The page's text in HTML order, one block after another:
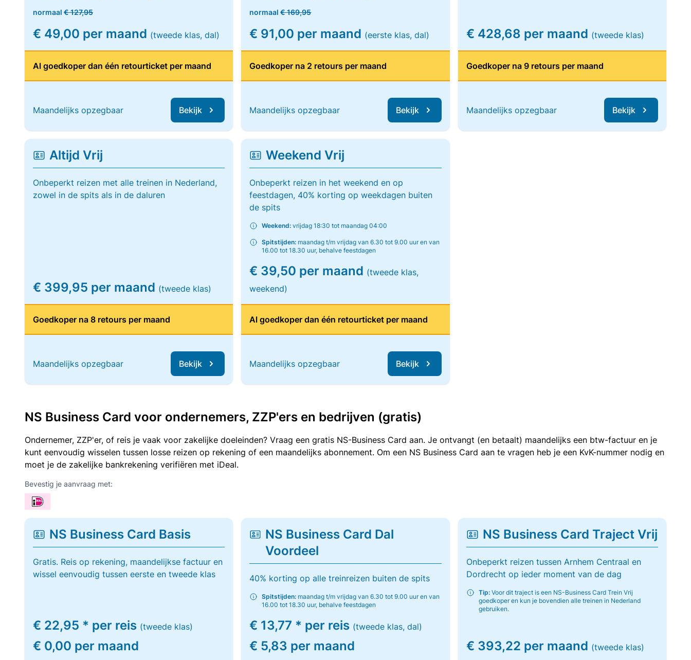
normaal € 127,95
€ 49,00 per maand (tweede klas, dal)
Al goedkoper dan één retourticket per maand
Maandelijks opzegbaar Bekijk
normaal€ 169,95
€ 91,00 per maand (eerste klas, dal)
Goedkoper na 2 retours per maand
Maandelijks opzegbaar Bekijk
€ 428,68 per maand (tweede klas)
Goedkoper na 9 retours per maand
Maandelijks opzegbaar Bekijk
Altijd Vrij
Onbeperkt reizen met alle treinen in Nederland,
zowel in de spits als in de daluren
€ 399,95 per maand (tweede klas)
Goedkoper na 8 retours per maand
Maandelijks opzegbaar Bekijk
Weekend Vrij
Onbeperkt reizen in het weekend en op
feestdagen, 40% korting op weekdagen buiten
de spits
Weekend: vrijdag 18:30 tot maandag 04:00
Spitstijden: maandag t/m vrijdag van 6.30 tot 9.00 uur en van
16.00 tot 18.30 uur, behalve feestdagen
€ 39,50 per maand (tweede klas,
weekend)
Al goedkoper dan één retourticket per maand
Maandelijks opzegbaar Bekijk
NS Business Card voor ondernemers, ZZP'ers en bedrijven (gratis)
Ondernemer, ZZP'er, of reis je vaak voor zakelijke doeleinden? Vraag een gratis NS-Business Card aan. Je ontvangt (en betaalt) maandelijks een btw-factuur en je
kunt eenvoudig wisselen tussen losse reizen op rekening of een maandelijks abonnement. Om een NS Business Card aan te vragen heb je een KvK-nummer nodig en
moet je de zakelijke bankrekening verifiëren met iDeal.
Bevestig je aanvraag met:
NS Business Card Basis
Gratis. Reis op rekening, maandelijkse factuur en
wissel eenvoudig tussen eerste en tweede klas
€ 22,95 * per reis (tweede klas)
€ 0,00 per maand
NS Business Card Dal
Voordeel
40% korting op alle treinreizen buiten de spits
Spitstijden: maandag t/m vrijdag van 6.30 tot 9.00 uur en van
16.00 tot 18.30 uur, behalve feestdagen
€ 13,77 * per reis (tweede klas, dal)
€ 5,83 per maand
NS Business Card Traject Vrij
Onbeperkt reizen tussen Arnhem Centraal en
Dordrecht op ieder moment van de dag
Tip:Voor dit traject is een NS-Business Card Trein Vrij
goedkoper en kun je bovendien alle treinen in Nederland
gebruiken.
€ 393,22 per maand (tweede klas)